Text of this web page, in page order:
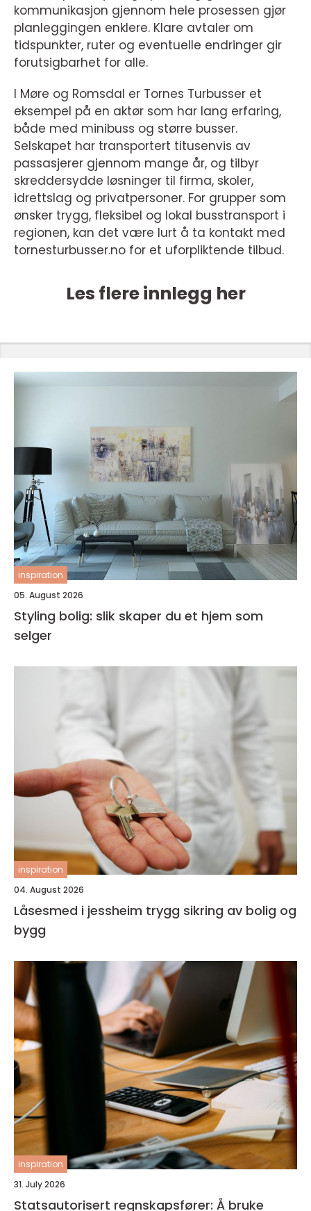
kommunikasjon gjennom hele prosessen gjør
planleggingen enklere. Klare avtaler om
tidspunkter, ruter og eventuelle endringer gir
forutsigbarhet for alle.
I Møre og Romsdal er Tornes Turbusser et
eksempel på en aktør som har lang erfaring,
både med minibuss og større busser.
Selskapet har transportert titusenvis av
passasjerer gjennom mange år, og tilbyr
skreddersydde løsninger til firma, skoler,
idrettslag og privatpersoner. For grupper som
ønsker trygg, fleksibel og lokal busstransport i
regionen, kan det være lurt å ta kontakt med
tornesturbusser.no for et uforpliktende tilbud.
Les flere innlegg her
inspiration
05. August 2026
Styling bolig: slik skaper du et hjem som
selger
inspiration
04. August 2026
Låsesmed i jessheim trygg sikring av bolig og
bygg
inspiration
31. July 2026
Statsautorisert regnskapsfører: Å bruke